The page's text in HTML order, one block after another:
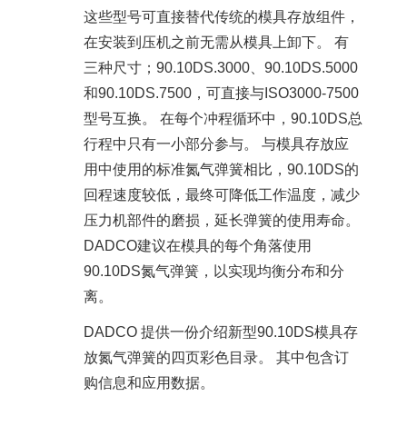
这些型号可直接替代传统的模具存放组件，
在安装到压机之前无需从模具上卸下。 有
三种尺寸；90.10DS.3000、90.10DS.5000
和90.10DS.7500，可直接与ISO3000-7500
型号互换。 在每个冲程循环中，90.10DS总
行程中只有一小部分参与。 与模具存放应
用中使用的标准氮气弹簧相比，90.10DS的
回程速度较低，最终可降低工作温度，减少
压力机部件的磨损，延长弹簧的使用寿命。
DADCO建议在模具的每个角落使用
90.10DS氮气弹簧，以实现均衡分布和分
离。
DADCO 提供一份介绍新型90.10DS模具存
放氮气弹簧的四页彩色目录。 其中包含订
购信息和应用数据。